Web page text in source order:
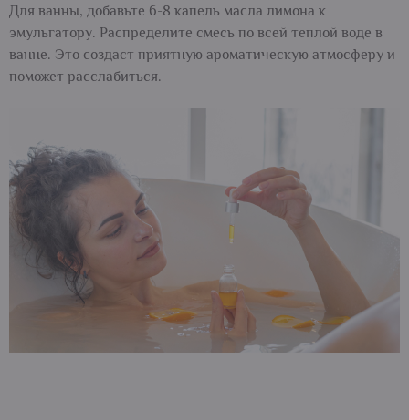
Для ванны, добавьте 6-8 капель масла лимона к
эмульгатору. Распределите смесь по всей теплой воде в
ванне. Это создаст приятную ароматическую атмосферу и
поможет расслабиться.